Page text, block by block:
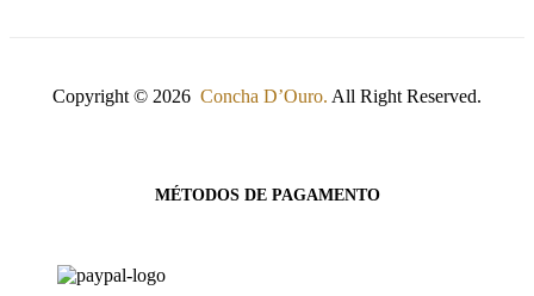
Copyright © 2026 Concha D’Ouro. All Right Reserved.
MÉTODOS DE PAGAMENTO